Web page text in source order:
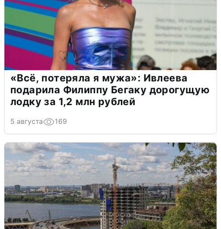
«Всё, потеряла я мужа»: Ивлеева
подарила Филиппу Бегаку дорогущую
лодку за 1,2 млн рублей
5 августа 169